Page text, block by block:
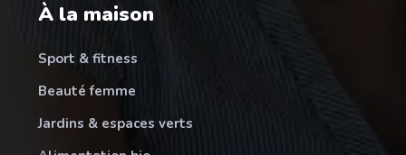
À la maison
Sport & fitness
Beauté femme
Jardins & espaces verts